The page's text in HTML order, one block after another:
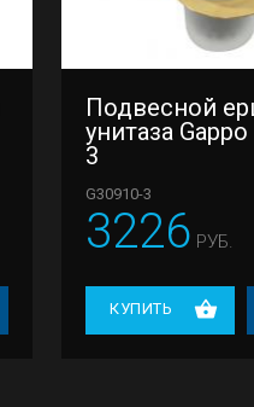
Подвесной
унитаза
3
G30910-3
3226 РУБ.
КУПИТЬ